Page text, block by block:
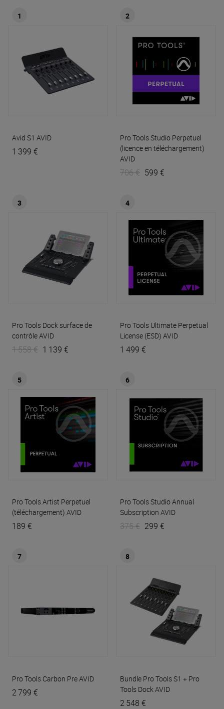
1
Avid S1 AVID
1 399 €
2
Pro Tools Studio Perpetuel
(licence en téléchargement)
AVID
706 € 599 €
3
Pro Tools Dock surface de
contrôleAVID
1 558 € 1 139 €
4
Pro Tools Ultimate Perpetual
License (ESD) AVID
1 499 €
5
Pro Tools Artist Perpetuel
(téléchargement) AVID
189 €
6
Pro Tools Studio Annual
Subscription AVID
375 € 299 €
7
Pro Tools Carbon PreAVID
2 799 €
8
Bundle Pro Tools S1 + Pro
Tools Dock AVID
2 548 €